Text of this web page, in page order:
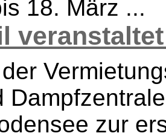
18. März ...
zur